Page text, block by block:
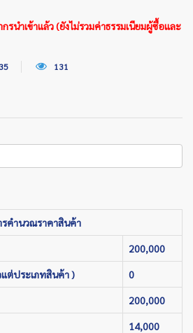
รนำเข้าแล้ว (ยังไม่รวมค่าธรรมเนียมผู้ซื้อและ
131
รคำนวณราคาสินค้า
200,000
แต่ประเภทสินค้า ) 0
200,000
14,000